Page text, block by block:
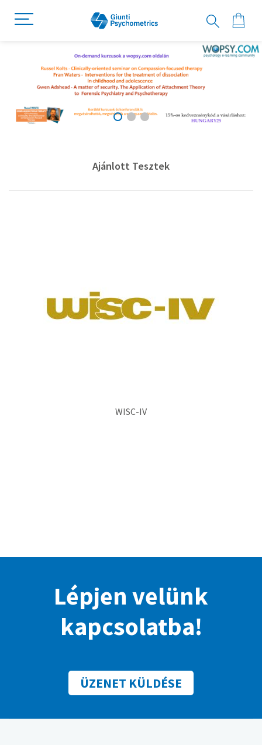
Ajánlott Tesztek
WISC-IV
Lépjen velünk
kapcsolatba!
ÜZENET KÜLDÉSE